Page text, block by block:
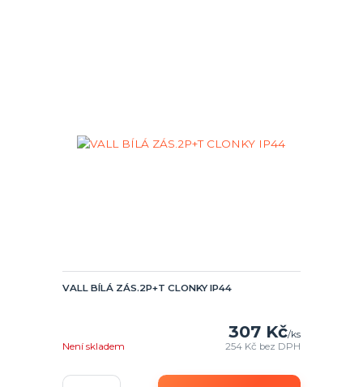
VALL BÍLÁ ZÁS.2P+T CLONKY IP44
307 Kč/ks
254 Kč bez DPH
Není skladem